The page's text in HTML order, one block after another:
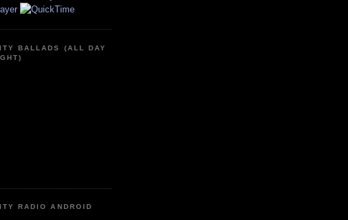
BALLADS (ALL DAY
RADIO ANDROID